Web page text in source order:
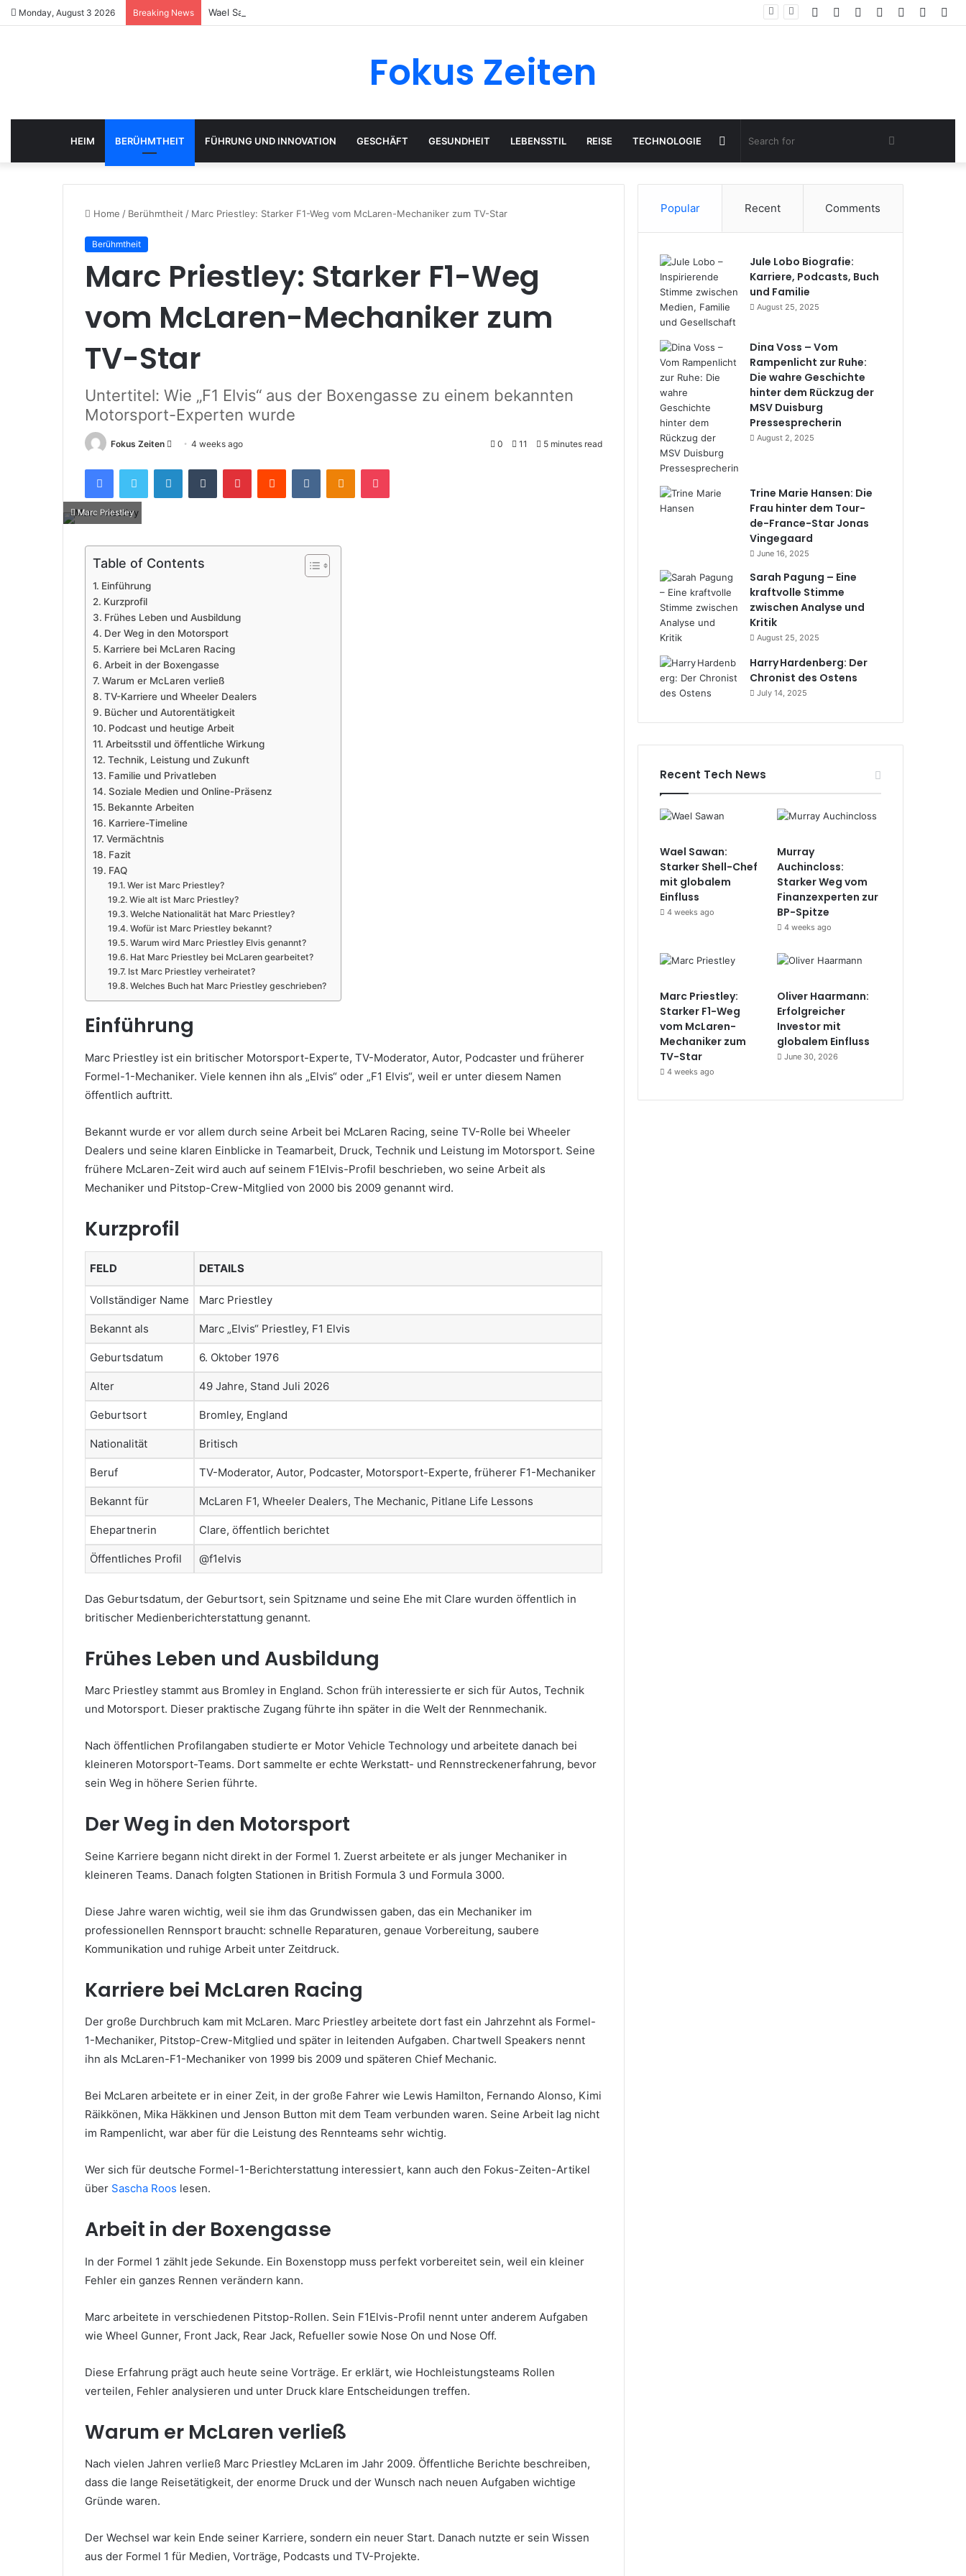
Monday, August 3 2026 Breaking News Wael Sawan: Starker Shell-Chef mit globalem Einfluss
Log
Instagram
YouTube
Twitter
Facebook
Fokus Zeiten
HEIM BERÜHMTHEIT FÜHRUNG UND INNOVATION GESCHÄFT GESUNDHEIT LEBENSSTIL REISE TECHNOLOGIE
for
Random
Article
Home / Berühmtheit / Marc Priestley: Starker F1-Weg vom McLaren-Mechaniker zum TV-Star
Berühmtheit
Marc Priestley: Starker F1-Weg
vom McLaren-Mechaniker zum
TV-Star
Untertitel: Wie „F1 Elvis“ aus der Boxengasse zu einem bekannten
Motorsport-Experten wurde
Fokus Zeiten
Send4 weeks ago 0 11 5 minutes read
FacebookTwitter LinkedInTumblr PinterestReddit VKontakteOdnoklassniki
Pocket
Marc Priestley
Table of Contents
Einführung
Kurzprofil
Frühes Leben und Ausbildung
Der Weg in den Motorsport
Karriere bei McLaren Racing
Arbeit in der Boxengasse
Warum er McLaren verließ
TV-Karriere und Wheeler Dealers
Bücher und Autorentätigkeit
Podcast und heutige Arbeit
Arbeitsstil und öffentliche Wirkung
Technik, Leistung und Zukunft
Familie und Privatleben
Soziale Medien und Online-Präsenz
Bekannte Arbeiten
Karriere-Timeline
Vermächtnis
Fazit
FAQ
Wer ist Marc Priestley?
Wie alt ist Marc Priestley?
Welche Nationalität hat Marc Priestley?
Wofür ist Marc Priestley bekannt?
Warum wird Marc Priestley Elvis genannt?
Hat Marc Priestley bei McLaren gearbeitet?
Ist Marc Priestley verheiratet?
Welches Buch hat Marc Priestley geschrieben?
Einführung
Marc Priestley ist ein britischer Motorsport-Experte, TV-Moderator, Autor, Podcaster und früherer
Formel-1-Mechaniker. Viele kennen ihn als „Elvis“ oder „F1 Elvis“, weil er unter diesem Namen
öffentlich auftritt.
Bekannt wurde er vor allem durch seine Arbeit bei McLaren Racing, seine TV-Rolle bei Wheeler
Dealers und seine klaren Einblicke in Teamarbeit, Druck, Technik und Leistung im Motorsport. Seine
frühere McLaren-Zeit wird auch auf seinem F1Elvis-Profil beschrieben, wo seine Arbeit als
Mechaniker und Pitstop-Crew-Mitglied von 2000 bis 2009 genannt wird.
Kurzprofil
FELD DETAILS
Vollständiger Name Marc Priestley
Bekannt als Marc „Elvis“ Priestley, F1 Elvis
Geburtsdatum 6. Oktober 1976
Alter 49 Jahre, Stand Juli 2026
Geburtsort Bromley, England
Nationalität Britisch
Beruf TV-Moderator, Autor, Podcaster, Motorsport-Experte, früherer F1-Mechaniker
Bekannt für McLaren F1, Wheeler Dealers, The Mechanic, Pitlane Life Lessons
Ehepartnerin Clare, öffentlich berichtet
Öffentliches Profil @f1elvis
Das Geburtsdatum, der Geburtsort, sein Spitzname und seine Ehe mit Clare wurden öffentlich in
britischer Medienberichterstattung genannt.
Frühes Leben und Ausbildung
Marc Priestley stammt aus Bromley in England. Schon früh interessierte er sich für Autos, Technik
und Motorsport. Dieser praktische Zugang führte ihn später in die Welt der Rennmechanik.
Nach öffentlichen Profilangaben studierte er Motor Vehicle Technology und arbeitete danach bei
kleineren Motorsport-Teams. Dort sammelte er echte Werkstatt- und Rennstreckenerfahrung, bevor
sein Weg in höhere Serien führte.
Der Weg in den Motorsport
Seine Karriere begann nicht direkt in der Formel 1. Zuerst arbeitete er als junger Mechaniker in
kleineren Teams. Danach folgten Stationen in British Formula 3 und Formula 3000.
Diese Jahre waren wichtig, weil sie ihm das Grundwissen gaben, das ein Mechaniker im
professionellen Rennsport braucht: schnelle Reparaturen, genaue Vorbereitung, saubere
Kommunikation und ruhige Arbeit unter Zeitdruck.
Karriere bei McLaren Racing
Der große Durchbruch kam mit McLaren. Marc Priestley arbeitete dort fast ein Jahrzehnt als Formel-
1-Mechaniker, Pitstop-Crew-Mitglied und später in leitenden Aufgaben. Chartwell Speakers nennt
ihn als McLaren-F1-Mechaniker von 1999 bis 2009 und späteren Chief Mechanic.
Bei McLaren arbeitete er in einer Zeit, in der große Fahrer wie Lewis Hamilton, Fernando Alonso, Kimi
Räikkönen, Mika Häkkinen und Jenson Button mit dem Team verbunden waren. Seine Arbeit lag nicht
im Rampenlicht, war aber für die Leistung des Rennteams sehr wichtig.
Wer sich für deutsche Formel-1-Berichterstattung interessiert, kann auch den Fokus-Zeiten-Artikel
über Sascha Roos lesen.
Arbeit in der Boxengasse
In der Formel 1 zählt jede Sekunde. Ein Boxenstopp muss perfekt vorbereitet sein, weil ein kleiner
Fehler ein ganzes Rennen verändern kann.
Marc arbeitete in verschiedenen Pitstop-Rollen. Sein F1Elvis-Profil nennt unter anderem Aufgaben
wie Wheel Gunner, Front Jack, Rear Jack, Refueller sowie Nose On und Nose Off.
Diese Erfahrung prägt auch heute seine Vorträge. Er erklärt, wie Hochleistungsteams Rollen
verteilen, Fehler analysieren und unter Druck klare Entscheidungen treffen.
Warum er McLaren verließ
Nach vielen Jahren verließ Marc Priestley McLaren im Jahr 2009. Öffentliche Berichte beschreiben,
dass die lange Reisetätigkeit, der enorme Druck und der Wunsch nach neuen Aufgaben wichtige
Gründe waren.
Der Wechsel war kein Ende seiner Karriere, sondern ein neuer Start. Danach nutzte er sein Wissen
aus der Formel 1 für Medien, Vorträge, Podcasts und TV-Projekte.
Popular Recent Comments
Jule Lobo Biografie:
Karriere, Podcasts, Buch
und Familie
August 25, 2025
Dina Voss – Vom
Rampenlicht zur Ruhe:
Die wahre Geschichte
hinter dem Rückzug der
MSV Duisburg
Pressesprecherin
August 2, 2025
Trine Marie Hansen: Die
Frau hinter dem Tour-
de-France-Star Jonas
Vingegaard
June 16, 2025
Sarah Pagung – Eine
kraftvolle Stimme
zwischen Analyse und
Kritik
August 25, 2025
Harry Hardenberg: Der
Chronist des Ostens
July 14, 2025
Recent Tech News
Wael Sawan:
Starker Shell-Chef
mit globalem
Einfluss
4 weeks ago
Murray
Auchincloss:
Starker Weg vom
Finanzexperten zur
BP-Spitze
4 weeks ago
Marc Priestley:
Starker F1-Weg
vom McLaren-
Mechaniker zum
TV-Star
4 weeks ago
Oliver Haarmann:
Erfolgreicher
Investor mit
globalem Einfluss
June 30, 2026